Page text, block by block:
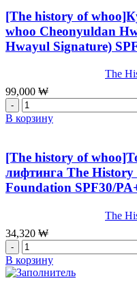
под
макияж
SUM37
LosecSumma
Foundation
SPF
30
/
мл
[The history of
whoo Cheonyuldan
Hwayul Signature)
The
99,000 ₩
Количество
товара
of
whoo]Кушон-
основа
The
whoo
Cheonyuldan
Hwayul
Signature(Кушон
Hwayul
В корзину
[The history of
лифтинга The History
Foundation SPF30/
The
34,320 ₩
Количество
товара
[The
В корзину